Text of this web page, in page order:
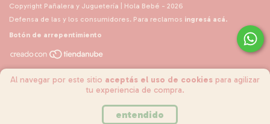
Al navegar por este sitio aceptás el uso de cookies para agilizar
tu experiencia de compra.
entendido
Copyright Pañalera y Juguetería | Hola Bebé - 2026
Defensa de las y los consumidores. Para reclamos ingresá acá.
Botón de arrepentimiento